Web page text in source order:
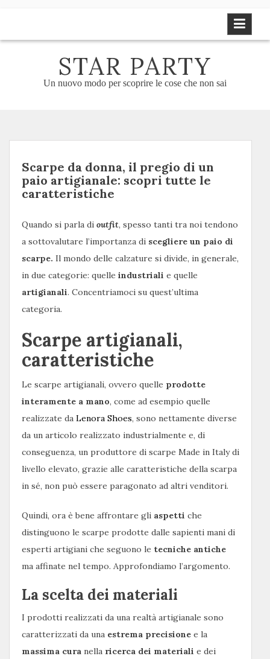
STAR PARTY
Un nuovo modo per scoprire le cose che non sai
Scarpe da donna, il pregio di un
paio artigianale: scopri tutte le
caratteristiche
Quando si parla di outfit, spesso tanti tra noi tendono
a sottovalutare l’importanza di scegliere un paio di
scarpe. Il mondo delle calzature si divide, in generale,
in due categorie: quelle industriali e quelle
artigianali. Concentriamoci su quest’ultima
categoria.
Scarpe artigianali,
caratteristiche
Le scarpe artigianali, ovvero quelle prodotte
interamente a mano, come ad esempio quelle
realizzate da Lenora Shoes, sono nettamente diverse
da un articolo realizzato industrialmente e, di
conseguenza, un produttore di scarpe Made in Italy di
livello elevato, grazie alle caratteristiche della scarpa
in sé, non può essere paragonato ad altri venditori.
Quindi, ora è bene affrontare gli aspetti che
distinguono le scarpe prodotte dalle sapienti mani di
esperti artigiani che seguono le tecniche antiche
ma affinate nel tempo. Approfondiamo l’argomento.
La scelta dei materiali
I prodotti realizzati da una realtà artigianale sono
caratterizzati da una estrema precisione e la
massima cura nella ricerca dei materiali e dei